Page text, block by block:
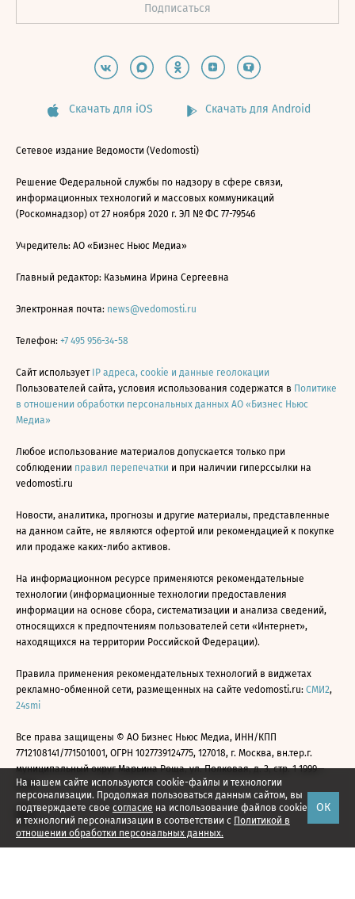
На нашем сайте используются cookie-файлы и технологии
персонализации. Продолжая пользоваться данным сайтом, вы
подтверждаете свое согласие на использование файлов cookie
и технологий персонализации в соответствии с Политикой в
отношении обработки персональных данных.
ОК
Скачать для iOS Скачать для Android
Сетевое издание Ведомости (Vedomosti)
Решение Федеральной службы по надзору в сфере связи,
информационных технологий и массовых коммуникаций
(Роскомнадзор) от 27 ноября 2020 г. ЭЛ № ФС 77-79546
Учредитель: АО «Бизнес Ньюс Медиа»
Главный редактор: Казьмина Ирина Сергеевна
Электронная почта: news@vedomosti.ru
Телефон: +7 495 956-34-58
Сайт использует IP адреса, cookie и данные геолокации
Пользователей сайта, условия использования содержатся в Политике
в отношении обработки персональных данных АО «Бизнес Ньюс
Медиа»
Любое использование материалов допускается только при
соблюдении правил перепечатки и при наличии гиперссылки на
vedomosti.ru
Новости, аналитика, прогнозы и другие материалы, представленные
на данном сайте, не являются офертой или рекомендацией к покупке
или продаже каких-либо активов.
На информационном ресурсе применяются рекомендательные
технологии (информационные технологии предоставления
информации на основе сбора, систематизации и анализа сведений,
относящихся к предпочтениям пользователей сети «Интернет»,
находящихся на территории Российской Федерации).
Правила применения рекомендательных технологий в виджетах
рекламно-обменной сети, размещенных на сайте vedomosti.ru: СМИ2,
24smi
Все права защищены © АО Бизнес Ньюс Медиа, ИНН/КПП
7712108141/771501001, ОГРН 1027739124775, 127018, г. Москва, вн.тер.г.
муниципальный округ Марьина Роща, ул. Полковая, д. 3, стр. 1 1999—
2026